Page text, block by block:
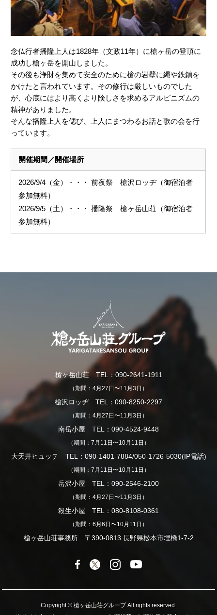
念仏行者播隆上人は1828年（文政11年）に槍ヶ岳の登頂に
成功し槍ヶ岳を開山しました。
その後も浄財を集めて安全のために槍の岩壁に縄や鉄鎖を
かけたと言われています。その修行は厳しいものでした
が、心底にはより高くより険しさを求めるアルピニズムの
精神がありました。
そんな播隆上人を偲び、上人にまつわるお話と歌の会を行
っています。
開催期間／開催場所
2026/9/4（金）・・・ 前夜祭 槍沢ロッヂ（御宿泊者
参加無料）
2026/9/5（土）・・・ 播隆祭 槍ヶ岳山荘（御宿泊者
参加無料）
槍ヶ岳山荘 TEL：090-2641-1911
（期間：4月27日〜11月3日）
槍沢ロッヂ TEL：090-8250-2297
（期間：4月27日〜11月3日）
南岳小屋 TEL：090-4524-9448
（期間：7月11日〜10月11日）
大天井ヒュッテ TEL：090-1401-7884/050-1726-5030(IP電話)
（期間：7月11日〜10月11日）
岳沢小屋 TEL：090-2546-2100
（期間：4月27日〜11月3日）
殺生小屋 TEL：080-8108-0361
（期間：6月6日〜10月11日）
槍ヶ岳山荘事務所 〒390-0813 長野県松本市埋橋1-7-2
Copyright © 槍ヶ岳山荘グループ All rights reserved.